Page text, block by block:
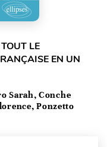
LE
EN UN
Sarah, Conche
Ponzetto